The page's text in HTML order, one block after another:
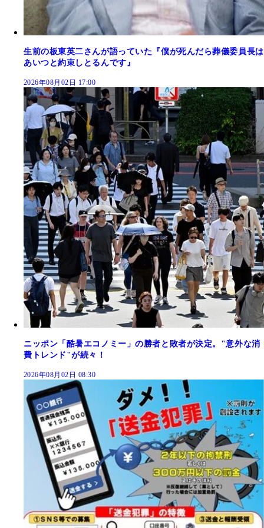
生前の板東英二さんが語っていた『僕が死んだら葬儀委員長は
あいつと約束しとるんです』
2026年08月02日 17:00
ニッポン「酷暑エコノミー」の勝者と敗者が決定。"意外な消
費トレンド"が続々！
2026年08月02日 08:30